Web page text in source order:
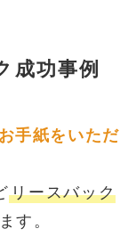
成功事例
手紙をいただ
リースバック
す。